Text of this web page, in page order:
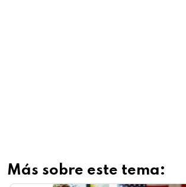
Más sobre este tema: